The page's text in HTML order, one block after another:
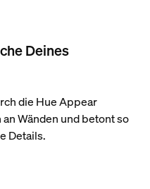
Deines
die Hue Appear
Wänden und betont so
Details.